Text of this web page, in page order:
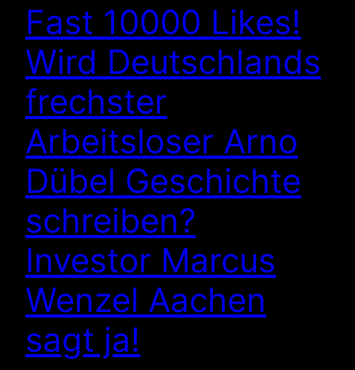
Fast 10000 Likes!
Wird Deutschlands
frechster
Arbeitsloser Arno
Dübel Geschichte
schreiben?
Investor Marcus
Wenzel Aachen
sagt ja!